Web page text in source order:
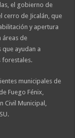
el gobierno de
cerro de Jicalán, que
y apertura
áreas de
ayudan a
forestales.
municipales de
Fuego Fénix,
Municipal,